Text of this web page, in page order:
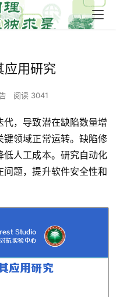
应用研究
阅读 3041
，导致潜在缺陷数量增
领域正常运转。缺陷修
低人工成本。研究自动化
题，提升软件安全性和